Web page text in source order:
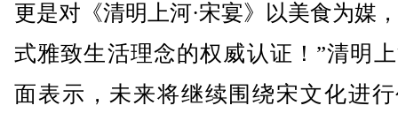
更是对《清明上河·宋宴》以美食为媒
式雅致生活理念的权威认证！”清明
面表示，未来将继续围绕宋文化进